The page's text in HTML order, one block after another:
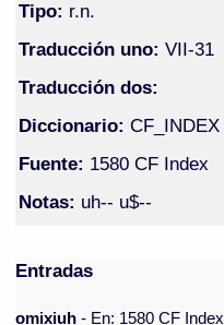
Tipo: r.n.
Traducción uno: VII-31
Traducción dos:
Diccionario: CF_INDEX
Fuente: 1580 CF Index
Notas: uh-- u$--
Entradas
omixiuh- En: 1580 CF Index